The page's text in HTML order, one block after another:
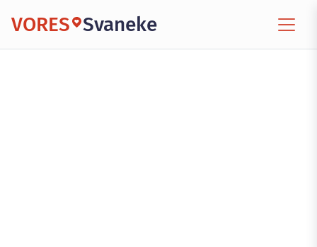
VORES Svaneke